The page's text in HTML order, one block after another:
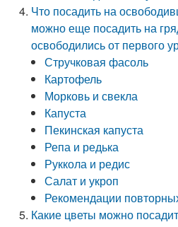
Что посадить на
можно еще посадить на
освободились от первого
Стручковая фасоль
Картофель
Морковь и свекла
Капуста
Пекинская капуста
Репа и редька
Руккола и редис
Салат и укроп
Рекомендации
Какие цветы можно